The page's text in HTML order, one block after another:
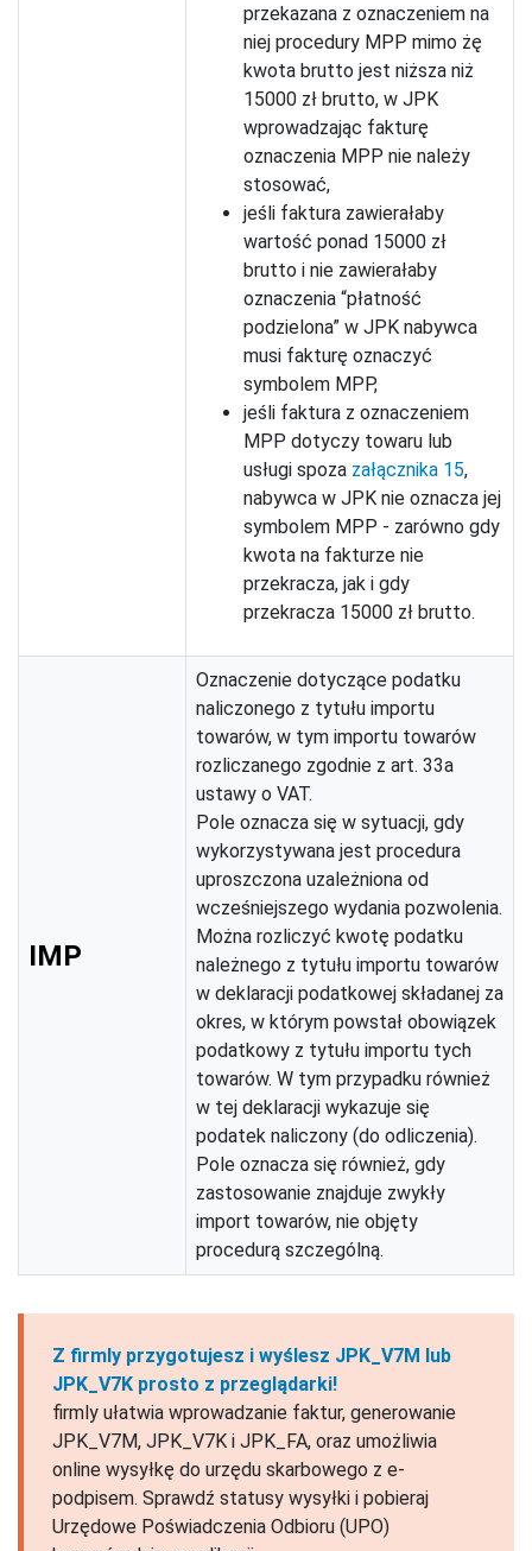
przekazana z oznaczeniem na
niej procedury MPP mimo żę
kwota brutto jest niższa niż
15000 zł brutto, w JPK
wprowadzając fakturę
oznaczenia MPP nie należy
stosować,
jeśli faktura zawierałaby
wartość ponad 15000 zł
brutto i nie zawierałaby
oznaczenia “płatność
podzielona” w JPK nabywca
musi fakturę oznaczyć
symbolem MPP,
jeśli faktura z oznaczeniem
MPP dotyczy towaru lub
usługi spoza załącznika 15,
nabywca w JPK nie oznacza jej
symbolem MPP - zarówno gdy
kwota na fakturze nie
przekracza, jak i gdy
przekracza 15000 zł brutto.
IMP
Oznaczenie dotyczące podatku
naliczonego z tytułu importu
towarów, w tym importu towarów
rozliczanego zgodnie z art. 33a
ustawy o VAT.
Pole oznacza się w sytuacji, gdy
wykorzystywana jest procedura
uproszczona uzależniona od
wcześniejszego wydania pozwolenia.
Można rozliczyć kwotę podatku
należnego z tytułu importu towarów
w deklaracji podatkowej składanej za
okres, w którym powstał obowiązek
podatkowy z tytułu importu tych
towarów. W tym przypadku również
w tej deklaracji wykazuje się
podatek naliczony (do odliczenia).
Pole oznacza się również, gdy
zastosowanie znajduje zwykły
import towarów, nie objęty
procedurą szczególną.
Z firmly przygotujesz i wyślesz JPK_V7M lub
JPK_V7K prosto z przeglądarki!
firmly ułatwia wprowadzanie faktur, generowanie
JPK_V7M, JPK_V7K i JPK_FA, oraz umożliwia
online wysyłkę do urzędu skarbowego z e-
podpisem. Sprawdź statusy wysyłki i pobieraj
Urzędowe Poświadczenia Odbioru (UPO)